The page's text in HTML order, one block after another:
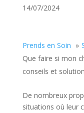
14/07/2024
Prends en Soin
Que faire si mon
conseils et
De nombreux
situations où leur